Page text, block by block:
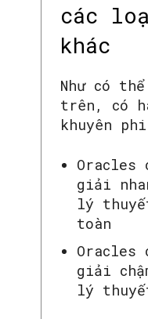
các
khác
Như có
trên, có
khuyên
Oracles
giải
lý
toàn
Oracles
giải
lý